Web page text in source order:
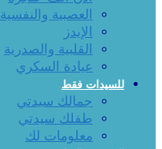
العصبية والنفسية
الإيدز
القلبية والصدرية
عيادة السكري
للسيدات فقط
جمالك سيدتي
طفلك سيدتي
معلومات لك